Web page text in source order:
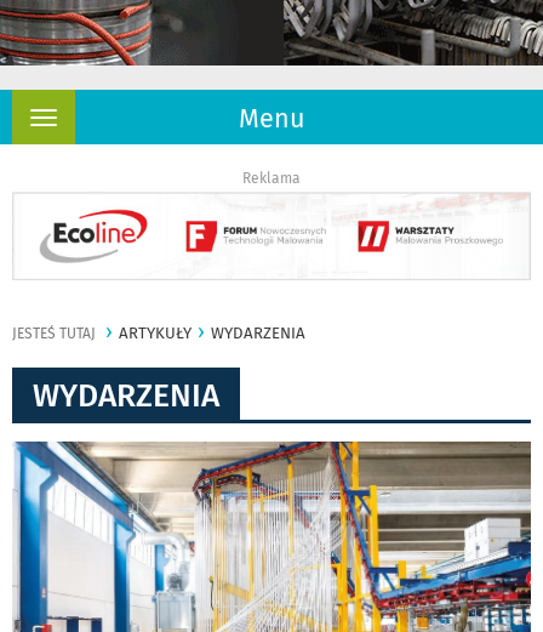
Menu
Rozwiń
Reklama
JESTEŚ TUTAJ ARTYKUŁY WYDARZENIA
WYDARZENIA